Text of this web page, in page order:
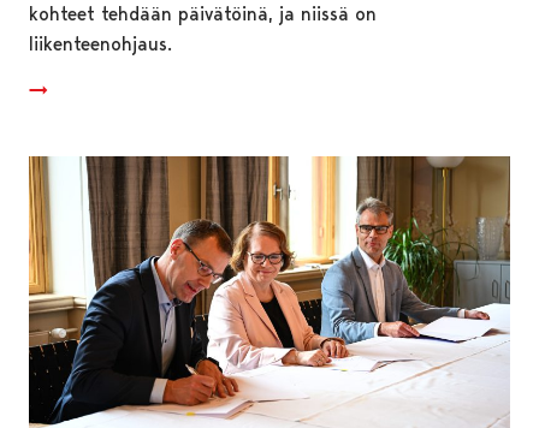
kohteet tehdään päivätöinä, ja niissä on
liikenteenohjaus.